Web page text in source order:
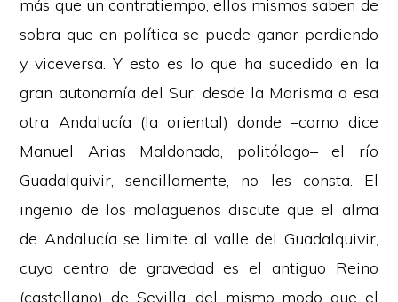
más que un contratiempo, ellos mismos saben de
sobra que en política se puede ganar perdiendo
y viceversa. Y esto es lo que ha sucedido en la
gran autonomía del Sur, desde la Marisma a esa
otra Andalucía (la oriental) donde –como dice
Manuel Arias Maldonado, politólogo– el río
Guadalquivir, sencillamente, no les consta. El
ingenio de los malagueños discute que el alma
de Andalucía se limite al valle del Guadalquivir,
cuyo centro de gravedad es el antiguo Reino
(castellano) de Sevilla, del mismo modo que el